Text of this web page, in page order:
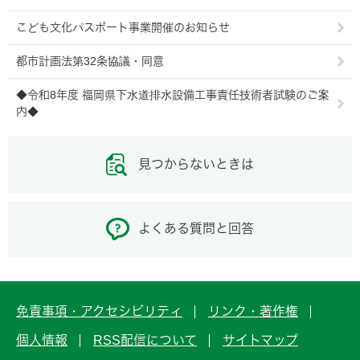
こども文化パスポート事業開催のお知らせ
都市計画法第32条協議・同意
◆令和8年度 福岡県下水道排水設備工事責任技術者試験のご案
内◆
見つからないときは
よくある質問と回答
免責事項・アクセシビリティ リンク・著作権
個人情報 RSS配信について サイトマップ